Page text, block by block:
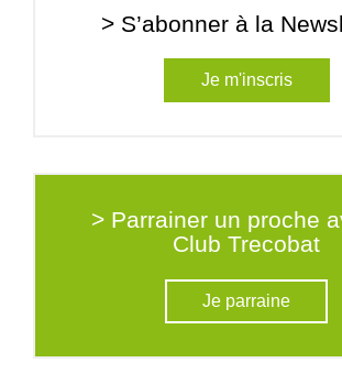
> S’abonner à la
Je m'inscris
> Parrainer un proche
Club Trecobat
Je parraine